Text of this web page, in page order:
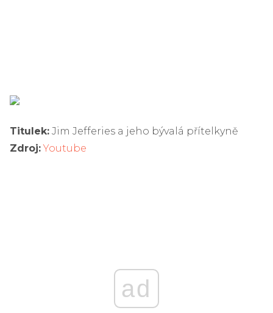
Titulek: Jim Jefferies a jeho bývalá přítelkyně
Zdroj: Youtube
ad